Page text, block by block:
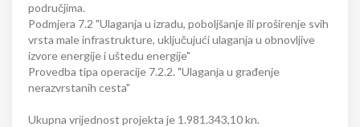
područjima.
Podmjera 7.2 "Ulaganja u izradu, poboljšanje ili proširenje svih
vrsta male infrastrukture, uključujući ulaganja u obnovljive
izvore energije i uštedu energije"
Provedba tipa operacije 7.2.2. "Ulaganja u građenje
nerazvrstanih cesta"
Ukupna vrijednost projekta je 1.981.343,10 kn.